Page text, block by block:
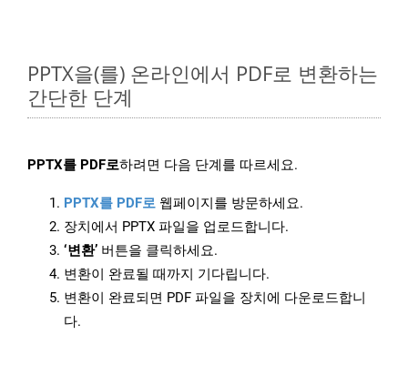
PPTX을(를) 온라인에서 PDF로 변환하는
간단한 단계
PPTX를 PDF로하려면 다음 단계를 따르세요.
PPTX를 PDF로 웹페이지를 방문하세요.
장치에서 PPTX 파일을 업로드합니다.
‘변환’ 버튼을 클릭하세요.
변환이 완료될 때까지 기다립니다.
변환이 완료되면 PDF 파일을 장치에 다운로드합니
다.